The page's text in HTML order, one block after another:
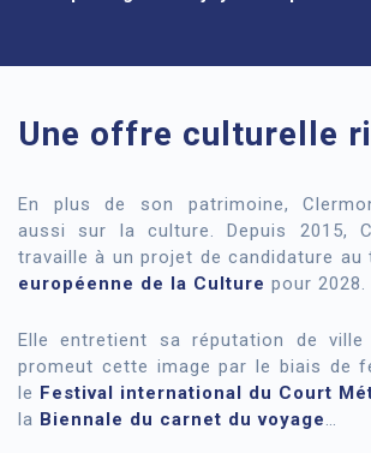
Une offre culturelle
En plus de son patrimoine,
aussi sur la culture. Depuis 2015,
travaille à un projet de candidature au
européenne de la Culture pour 2028.
Elle entretient sa réputation de
promeut cette image par le biais de
le Festival international du Court
la Biennale du carnet du voyage…